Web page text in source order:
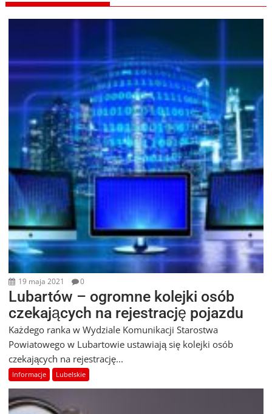
19 maja 2021 0
Lubartów – ogromne kolejki osób
czekających na rejestrację pojazdu
Każdego ranka w Wydziale Komunikacji Starostwa
Powiatowego w Lubartowie ustawiają się kolejki osób
czekających na rejestrację...
Informacje Lubelskie